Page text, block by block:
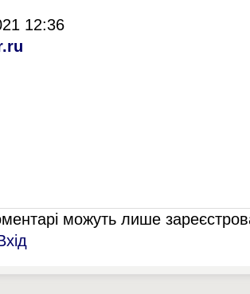
12:36
можуть лише